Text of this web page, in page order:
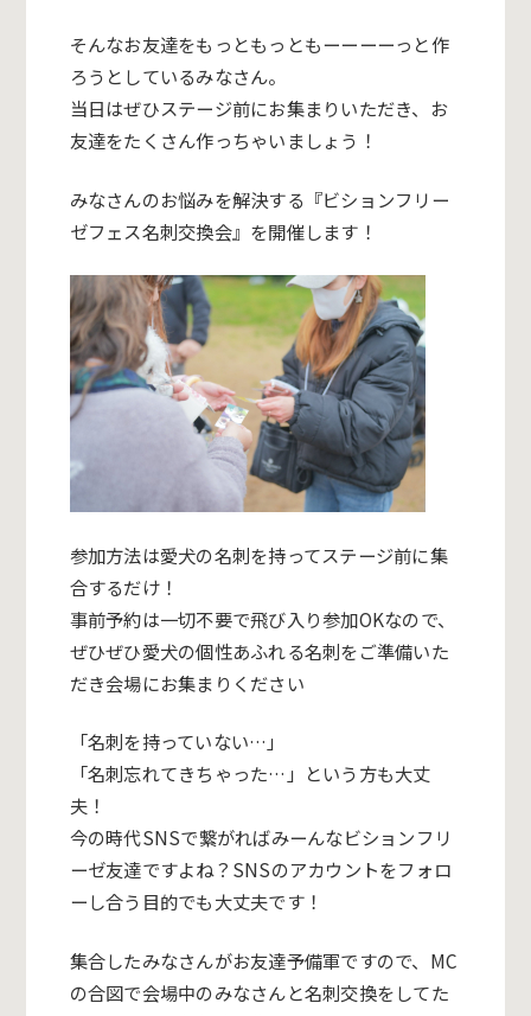
そんなお友達をもっともっともーーーーっと作
ろうとしているみなさん。
当日はぜひステージ前にお集まりいただき、お
友達をたくさん作っちゃいましょう！
みなさんのお悩みを解決する『ビションフリー
ゼフェス名刺交換会』を開催します！
参加方法は愛犬の名刺を持ってステージ前に集
合するだけ！
事前予約は一切不要で飛び入り参加OKなので、
ぜひぜひ愛犬の個性あふれる名刺をご準備いた
だき会場にお集まりください
「名刺を持っていない…」
「名刺忘れてきちゃった…」という方も大丈
夫！
今の時代SNSで繋がればみーんなビションフリ
ーゼ友達ですよね？SNSのアカウントをフォロ
ーし合う目的でも大丈夫です！
集合したみなさんがお友達予備軍ですので、MC
の合図で会場中のみなさんと名刺交換をしてた